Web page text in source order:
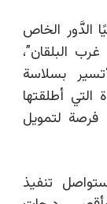
الدَّور الخاص
غرب البلقان”،
تسير بسلاسة
أطلقتها
فرصة لتمويل
تنفيذ